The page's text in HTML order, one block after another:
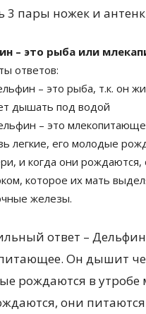
3 пары ножек и
– это рыба или
ответов:
– это рыба, т.к. он
дышать под водой
– это
легкие, его молодые
и когда они рождаются,
которое их мать
железы.
ответ – Дельфин
Он дышит
рождаются в утробе
они